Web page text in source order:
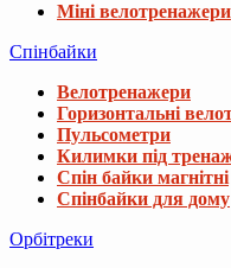
Міні велотренажери
Спінбайки
Велотренажери
Горизонтальні
Пульсометри
Килимки під
Спін байки магнітні
Спінбайки для дому
Орбітреки